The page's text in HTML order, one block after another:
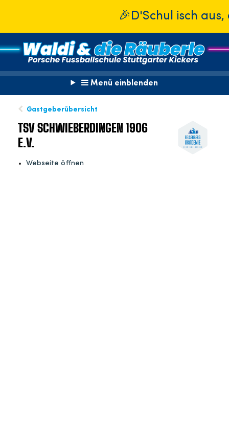
Menü einblenden
Gastgeberübersicht
TSV SCHWIEBERDINGEN 1906
E.V.
Webseite öffnen
🎉D'Schul isch